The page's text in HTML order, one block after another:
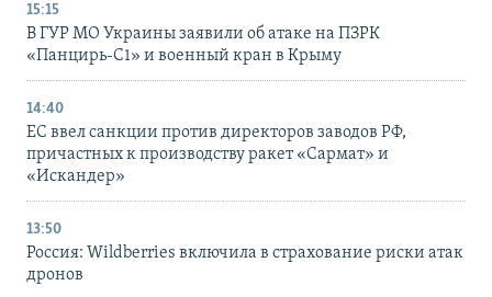
15:15
В ГУР МО Украины заявили об атаке на ПЗРК
«Панцирь-С1» и военный кран в Крыму
14:40
ЕС ввел санкции против директоров заводов РФ,
причастных к производству ракет «Сармат» и
«Искандер»
13:50
Россия: Wildberries включила в страхование риски атак
дронов